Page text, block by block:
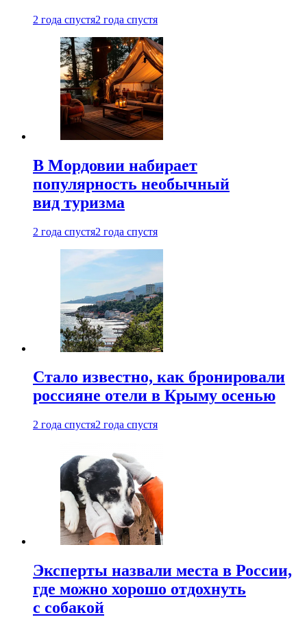
2 года спустя2 года спустя
В Мордовии набирает
популярность необычный
вид туризма
2 года спустя2 года спустя
Стало известно, как бронировали
россияне отели в Крыму осенью
2 года спустя2 года спустя
Эксперты назвали места в России,
где можно хорошо отдохнуть
с собакой